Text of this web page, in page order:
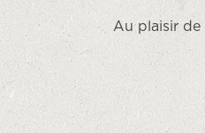
Au plaisir de